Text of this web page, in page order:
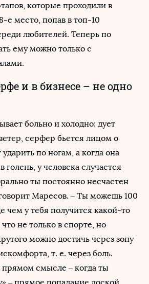
которые проходили в
е место, попав в топ-10
любителей. Теперь по
ему можно только с
и в бизнесе – не одно
больно и холодно: дует
серфер бьется лицом о
по ногам, а когда она
голень, у человека случается
ты постоянно несчастен
Маресов. – Ты можешь 100
чем у тебя получится какой-то
не только в спорте, но
можно достичь через зону
т. е. через боль.
прямом смысле – когда ты